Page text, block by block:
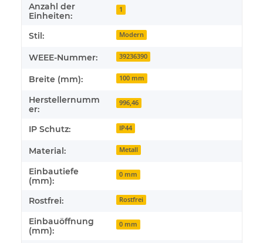
Anzahl der
Einheiten:
1
Stil: Modern
WEEE-Nummer: 39236390
Breite (mm): 100 mm
Herstellernumm
er:
996,46
IP Schutz: IP44
Material: Metall
Einbautiefe
(mm):
0 mm
Rostfrei: Rostfrei
Einbauöffnung
(mm):
0 mm